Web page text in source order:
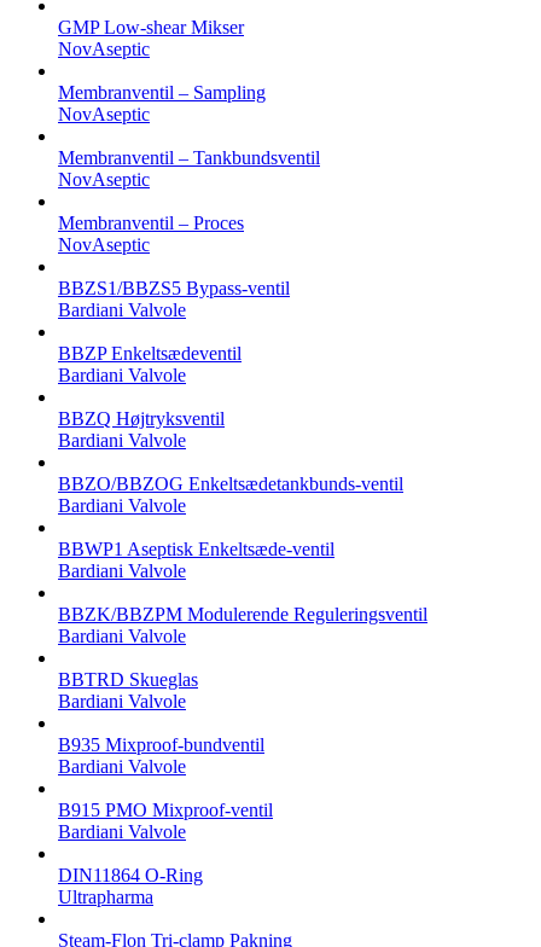
GMP Low-shear Mikser
NovAseptic
Membranventil – Sampling
NovAseptic
Membranventil – Tankbundsventil
NovAseptic
Membranventil – Proces
NovAseptic
BBZS1/BBZS5 Bypass-ventil
Bardiani Valvole
BBZP Enkeltsædeventil
Bardiani Valvole
BBZQ Højtryksventil
Bardiani Valvole
BBZO/BBZOG Enkeltsædetankbunds-ventil
Bardiani Valvole
BBWP1 Aseptisk Enkeltsæde-ventil
Bardiani Valvole
BBZK/BBZPM Modulerende Reguleringsventil
Bardiani Valvole
BBTRD Skueglas
Bardiani Valvole
B935 Mixproof-bundventil
Bardiani Valvole
B915 PMO Mixproof-ventil
Bardiani Valvole
DIN11864 O-Ring
Ultrapharma
Steam-Flon Tri-clamp Pakning